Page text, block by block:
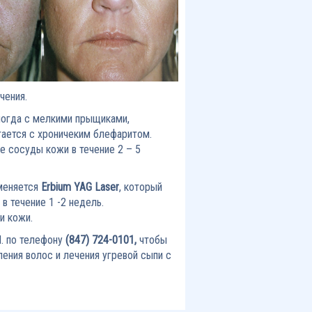
с мелкими прыщиками,
с хроничеким блефаритом.
сосуды кожи в течение 2 – 5
Erbium YAG Laser, который
течение 1 -2 недель.
кожи.
по телефону (847) 724-0101, чтобы
волос и лечения угревой сыпи с